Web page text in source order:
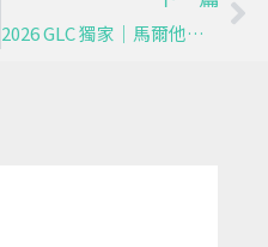
2026 GLC 獨家｜馬爾他夏令營 英語學習 × 國際交流 × 渡假村生活